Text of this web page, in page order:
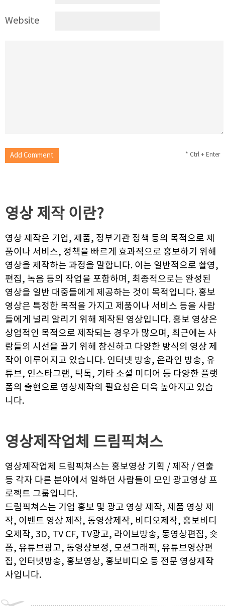
Website
* Ctrl + Enter
영상 제작 이란?
영상 제작은 기업, 제품, 정부기관 정책 등의 목적으로 제
품이나 서비스, 정책을 빠르게 효과적으로 홍보하기 위해
영상을 제작하는 과정을 말합니다. 이는 일반적으로 촬영,
편집, 녹음 등의 작업을 포함하며, 최종적으로는 완성된
영상을 일반 대중들에게 제공하는 것이 목적입니다. 홍보
영상은 특정한 목적을 가지고 제품이나 서비스 등을 사람
들에게 널리 알리기 위해 제작된 영상입니다. 홍보 영상은
상업적인 목적으로 제작되는 경우가 많으며, 최근에는 사
람들의 시선을 끌기 위해 참신하고 다양한 방식의 영상 제
작이 이루어지고 있습니다. 인터넷 방송, 온라인 방송, 유
튜브, 인스타그램, 틱톡, 기타 소셜 미디어 등 다양한 플랫
폼의 출현으로 영상제작의 필요성은 더욱 높아지고 있습
니다.
영상제작업체 드림픽쳐스
영상제작업체 드림픽쳐스는 홍보영상 기획 / 제작 / 연출
등 각자 다른 분야에서 일하던 사람들이 모인 광고영상 프
로젝트 그룹입니다.
드림픽쳐스는 기업 홍보 및 광고 영상 제작, 제품 영상 제
작, 이벤트 영상 제작, 동영상제작, 비디오제작, 홍보비디
오제작, 3D, TV CF, TV광고, 라이브방송, 동영상편집, 숏
폼, 유튜브광고, 동영상보정, 모션그래픽, 유튜브영상편
집, 인터넷방송, 홍보영상, 홍보비디오 등 전문 영상제작
사입니다.